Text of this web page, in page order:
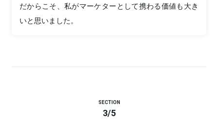
だからこそ、私がマーケターとして携わる価値も大き
いと思いました。
SECTION
3/5